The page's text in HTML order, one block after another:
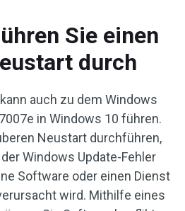
Sie einen
durch
auch zu dem Windows
in Windows 10 führen.
Neustart durchführen,
Windows Update-Fehler
Software oder einen Dienst
wird. Mithilfe eines